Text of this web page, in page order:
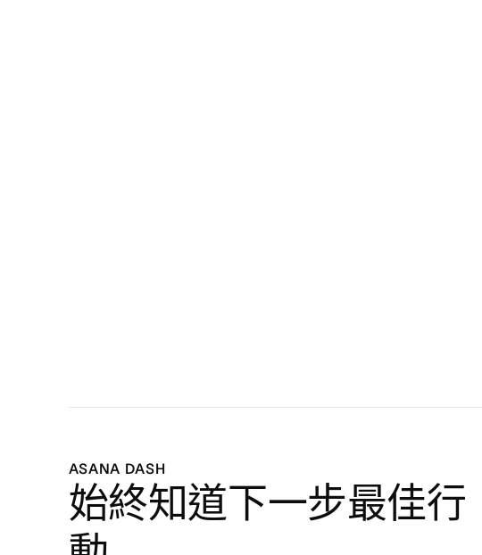
ASANA DASH
始終知道下一步最佳行